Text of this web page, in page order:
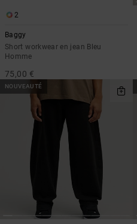
2
Baggy
Short workwear en jean Bleu
Homme
75,00 €
NOUVEAUTÉ